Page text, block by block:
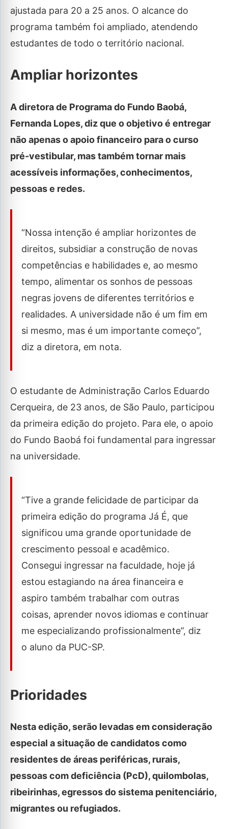
ajustada para 20 a 25 anos. O alcance do
programa também foi ampliado, atendendo
estudantes de todo o território nacional.
Ampliar horizontes
A diretora de Programa do Fundo Baobá,
Fernanda Lopes, diz que o objetivo é entregar
não apenas o apoio financeiro para o curso
pré-vestibular, mas também tornar mais
acessíveis informações, conhecimentos,
pessoas e redes.
“Nossa intenção é ampliar horizontes de
direitos, subsidiar a construção de novas
competências e habilidades e, ao mesmo
tempo, alimentar os sonhos de pessoas
negras jovens de diferentes territórios e
realidades. A universidade não é um fim em
si mesmo, mas é um importante começo”,
diz a diretora, em nota.
O estudante de Administração Carlos Eduardo
Cerqueira, de 23 anos, de São Paulo, participou
da primeira edição do projeto. Para ele, o apoio
do Fundo Baobá foi fundamental para ingressar
na universidade.
“Tive a grande felicidade de participar da
primeira edição do programa Já É, que
significou uma grande oportunidade de
crescimento pessoal e acadêmico.
Consegui ingressar na faculdade, hoje já
estou estagiando na área financeira e
aspiro também trabalhar com outras
coisas, aprender novos idiomas e continuar
me especializando profissionalmente”, diz
o aluno da PUC-SP.
Prioridades
Nesta edição, serão levadas em consideração
especial a situação de candidatos como
residentes de áreas periféricas, rurais,
pessoas com deficiência (PcD), quilombolas,
ribeirinhas, egressos do sistema penitenciário,
migrantes ou refugiados.